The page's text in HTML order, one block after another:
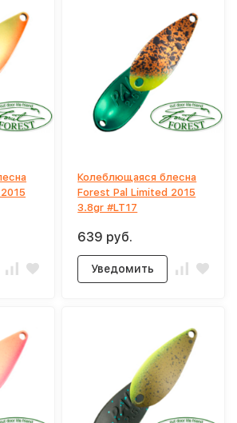
Колеблющаяся блесна
Forest Pal Limited 2015
3.8gr #LT17
639 руб.
Уведомить